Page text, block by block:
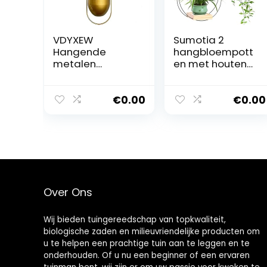
VDYXEW
Hangende
metalen
bloemenhanger,
binnenplanten,
minimalistische
(goud)
€0.00
Sumotia 2
hangbloempott
en met houten
ophanglus,
zwarte
€0.00
Over Ons
Wij bieden tuingereedschap van topkwaliteit,
biologische zaden en milieuvriendelijke producten om
u te helpen een prachtige tuin aan te leggen en te
onderhouden. Of u nu een beginner of een ervaren